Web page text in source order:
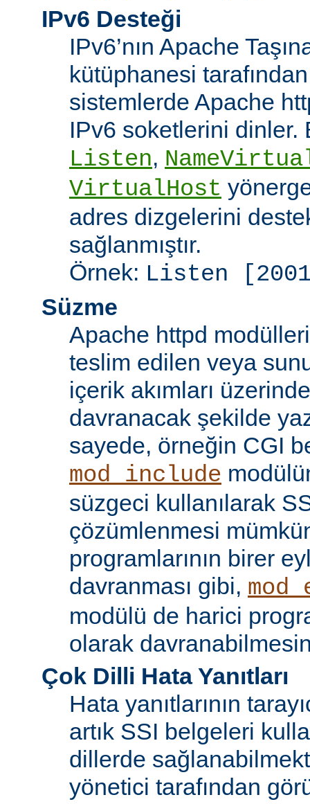
IPv6 Desteği
IPv6’nın Apache
kütüphanesi
sistemlerde Apache
IPv6 soketlerini dinler.
Listen,
VirtualHost
adres dizgelerini
sağlanmıştır.
Örnek: Listen
Süzme
Apache httpd
teslim edilen veya
içerik akımları
davranacak şekilde
sayede, örneğin CGI
mod_include
süzgeci kullanılarak
çözümlenmesi
programlarının birer
davranması gibi,
modülü de harici
olarak
Çok Dilli Hata Yanıtları
Hata yanıtlarının
artık SSI belgeleri
dillerde
yönetici tarafından